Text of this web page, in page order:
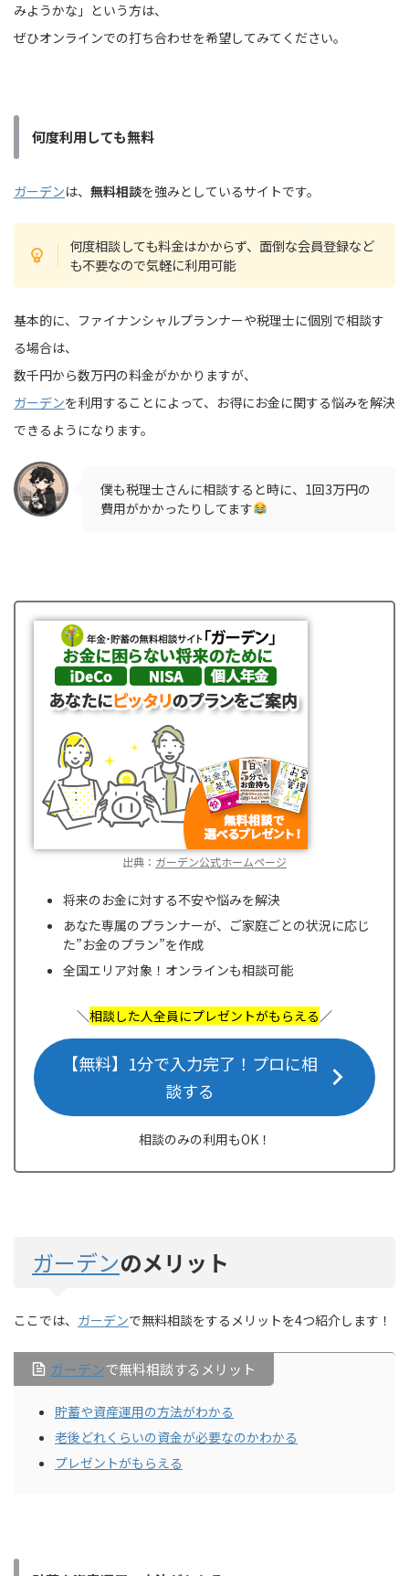
みようかな」という方は、
ぜひオンラインでの打ち合わせを希望してみてください。
何度利用しても無料
ガーデンは、 無料相談を強みとしているサイトです。
何度相談しても料金はかからず、面倒な会員登録など
も不要なので気軽に利用可能
基本的に、ファイナンシャルプランナーや税理士に個別で相談す
る場合は、
数千円から数万円の料金がかかりますが、
ガーデンを利用することによって、お得にお金に関する悩みを解決
できるようになります。
僕も税理士さんに相談すると時に、1回3万円の
費用がかかったりしてます
出典： ガーデン公式ホームページ
将来のお金に対する不安や悩みを解決
あなた専属のプランナーが、ご家庭ごとの状況に応じ
た”お金のプラン”を作成
全国エリア対象！オンラインも相談可能
＼相談した人全員にプレゼントがもらえる ／
【無料】1分で入力完了！プロに相
談する
相談のみの利用もOK！
ガーデンのメリット
ここでは、 ガーデンで無料相談をするメリットを4つ紹介します！
ガーデンで無料相談するメリット
貯蓄や資産運用の方法がわかる
老後どれくらいの資金が必要なのかわかる
プレゼントがもらえる